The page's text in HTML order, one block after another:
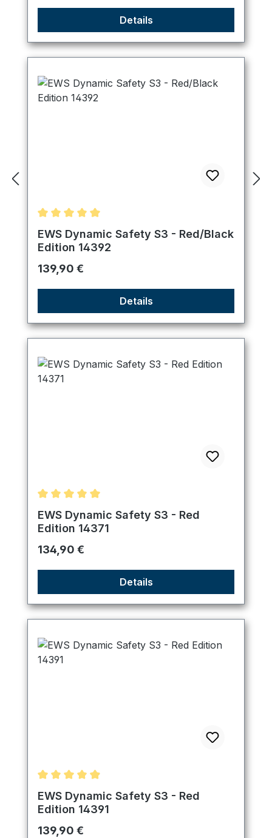
Details
Durchschnittliche Bewertung von 5 von 5 Sternen
EWS Dynamic Safety S3 - Red/Black
Edition 14392
Regulärer Preis:
139,90 €
Details
Durchschnittliche Bewertung von 5 von 5 Sternen
EWS Dynamic Safety S3 - Red
Edition 14371
Regulärer Preis:
134,90 €
Details
Durchschnittliche Bewertung von 4.89 von 5
EWS Dynamic Safety S3 - Red
Edition 14391
Regulärer Preis:
139,90 €